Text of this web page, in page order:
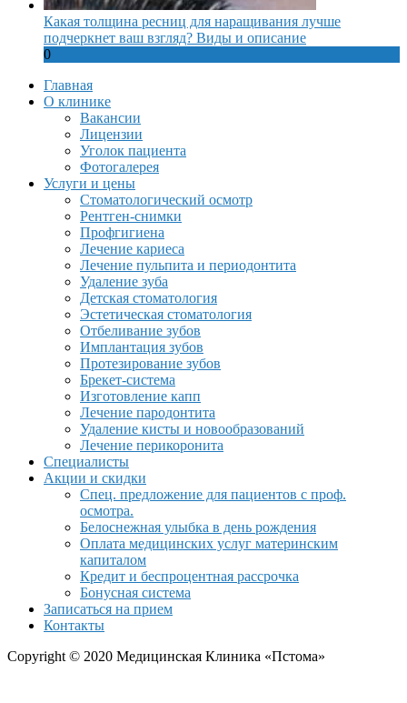
Какая толщина ресниц для наращивания лучше
подчеркнет ваш взгляд? Виды и описание
0
Главная
О клинике
Вакансии
Лицензии
Уголок пациента
Фотогалерея
Услуги и цены
Стоматологический осмотр
Рентген-снимки
Профгигиена
Лечение кариеса
Лечение пульпита и периодонтита
Удаление зуба
Детская стоматология
Эстетическая стоматология
Отбеливание зубов
Имплантация зубов
Протезирование зубов
Брекет-система
Изготовление капп
Лечение пародонтита
Удаление кисты и новообразований
Лечение перикоронита
Специалисты
Акции и скидки
Спец. предложение для пациентов с проф.
осмотра.
Белоснежная улыбка в день рождения
Оплата медицинских услуг материнским
капиталом
Кредит и беспроцентная рассрочка
Бонусная система
Записаться на прием
Контакты
Copyright © 2020 Медицинская Клиника «Пстома»